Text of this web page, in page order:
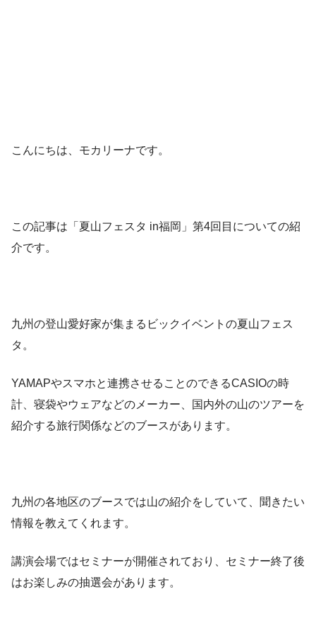
こんにちは、モカリーナです。
この記事は「夏山フェスタ in福岡」第4回目についての紹
介です。
九州の登山愛好家が集まるビックイベントの夏山フェス
タ。
YAMAPやスマホと連携させることのできるCASIOの時
計、寝袋やウェアなどのメーカー、国内外の山のツアーを
紹介する旅行関係などのブースがあります。
九州の各地区のブースでは山の紹介をしていて、聞きたい
情報を教えてくれます。
講演会場ではセミナーが開催されており、セミナー終了後
はお楽しみの抽選会があります。